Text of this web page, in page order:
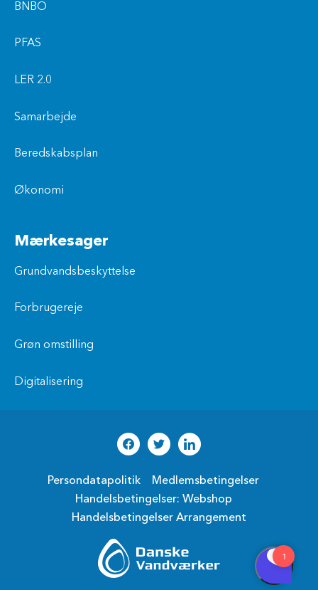
BNBO
PFAS
LER 2.0
Samarbejde
Beredskabsplan
Økonomi
Mærkesager
Grundvandsbeskyttelse
Forbrugereje
Grøn omstilling
Digitalisering
Persondatapolitik
Medlemsbetingelser
Handelsbetingelser: Webshop
Handelsbetingelser Arrangement